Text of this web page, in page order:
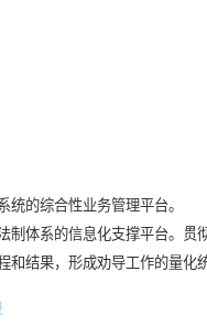
的综合性业务管理平台。
体系的信息化支撑平台。 贯
结果，形成劝导工作的量化统